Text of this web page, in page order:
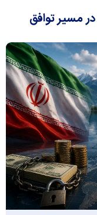
مسیر توافق